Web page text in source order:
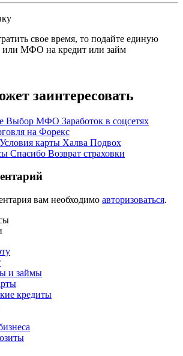
свое время, то подайте единую
или МФО на кредит или займ
заинтересовать
Выбор МФО Заработок в соцсетях
на Форекс
Условия карты Халва Подвох
Спасибо Возврат страховки
вам необходимо авторизоваться.
и займы
кредиты